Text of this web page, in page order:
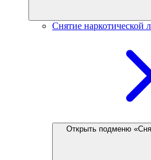
Снятие наркотической
Открыть подменю